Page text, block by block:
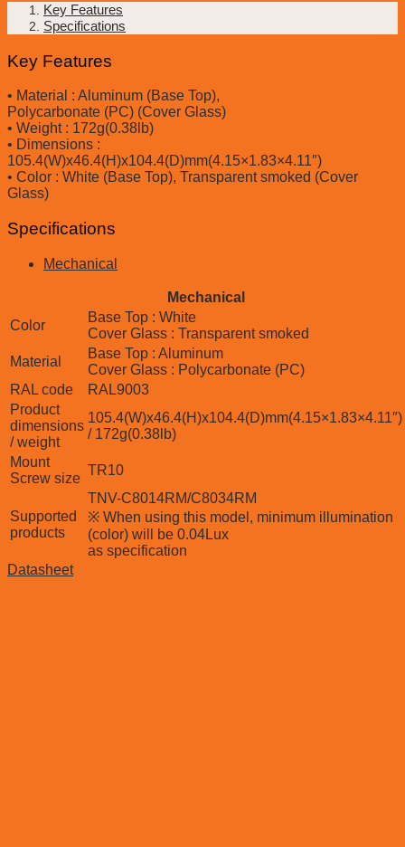
Key Features
Specifications
Key Features
• Material : Aluminum (Base Top),
Polycarbonate (PC) (Cover Glass)
• Weight : 172g(0.38lb)
• Dimensions :
105.4(W)x46.4(H)x104.4(D)mm(4.15×1.83×4.11″)
• Color : White (Base Top), Transparent smoked (Cover
Glass)
Specifications
Mechanical
Mechanical
Color
Base Top : White
Cover Glass : Transparent smoked
Material
Base Top : Aluminum
Cover Glass : Polycarbonate (PC)
RAL code
RAL9003
Product
dimensions
/ weight
105.4(W)x46.4(H)x104.4(D)mm(4.15×1.83×4.11″)
/ 172g(0.38lb)
Mount
Screw size
TR10
Supported
products
TNV-C8014RM/C8034RM
※ When using this model, minimum illumination
(color) will be 0.04Lux
as specification
Datasheet